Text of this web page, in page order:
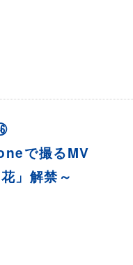
で撮るMV
」解禁～